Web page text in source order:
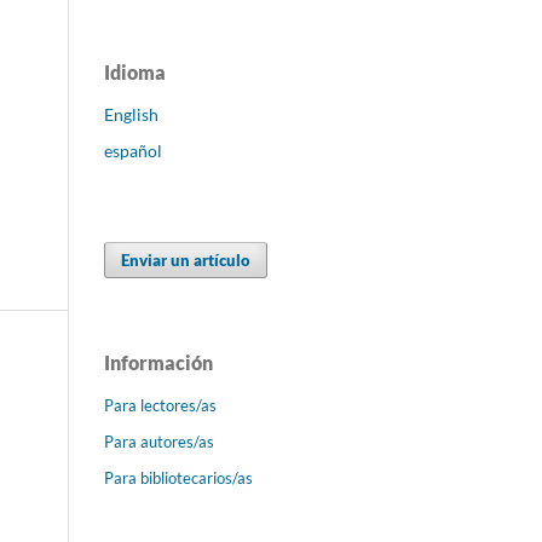
Idioma
English
español
Enviar un artículo
Información
Para lectores/as
Para autores/as
Para bibliotecarios/as